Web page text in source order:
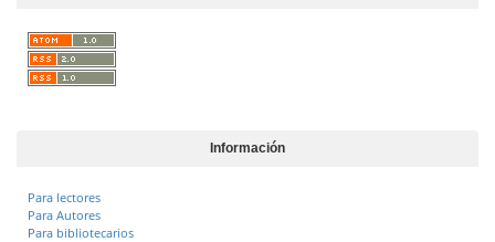
Información
Para lectores
Para Autores
Para bibliotecarios